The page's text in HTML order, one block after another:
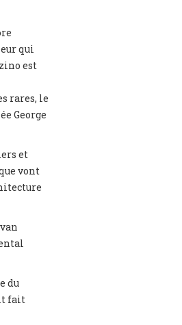
qui
est
rares, le
George
et
vont
du
fait